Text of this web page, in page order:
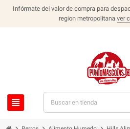
Infórmate del valor de compra para
region metropolitana ver
view_headline